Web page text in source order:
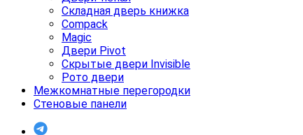
Складная дверь книжка
Compack
Magic
Двери Pivot
Скрытые двери Invisible
Рото двери
Межкомнатные перегородки
Стеновые панели